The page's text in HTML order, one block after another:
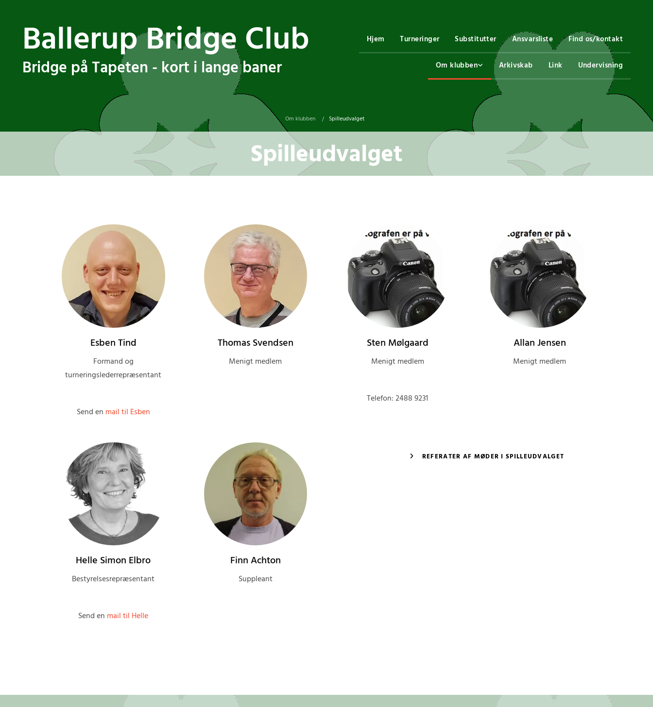
Ballerup Bridge Club
Bridge på Tapeten - kort i lange baner
Hjem Turneringer Substitutter Ansvarsliste Find os/kontakt
Om klubben Arkivskab Link Undervisning
Om klubben / Spilleudvalget
Spilleudvalget
Esben Tind
Formand og
turneringslederrepræsentant
Send en mail til Esben
Thomas Svendsen
Menigt medlem
Sten Mølgaard
Menigt medlem
Telefon: 2488 9231
Allan Jensen
Menigt medlem
Helle Simon Elbro
Bestyrelsesrepræsentant
Send en mail til Helle
Finn Achton
Suppleant
REFERATER AF MØDER I SPILLEUDVALGET